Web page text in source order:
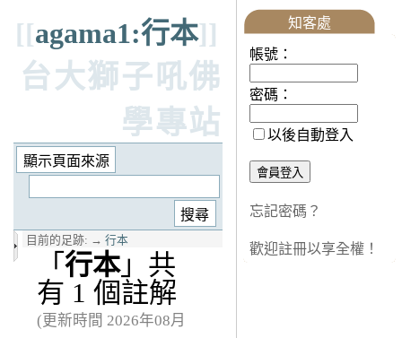
[[agama1:行本]]
台大獅子吼佛
學專站
目前的足跡: → 行本
「 行本」共
有 1 個註解
(更新時間 2026年08月
知客處
帳號：
密碼：
以後自動登入
忘記密碼？
歡迎註冊以享全權！